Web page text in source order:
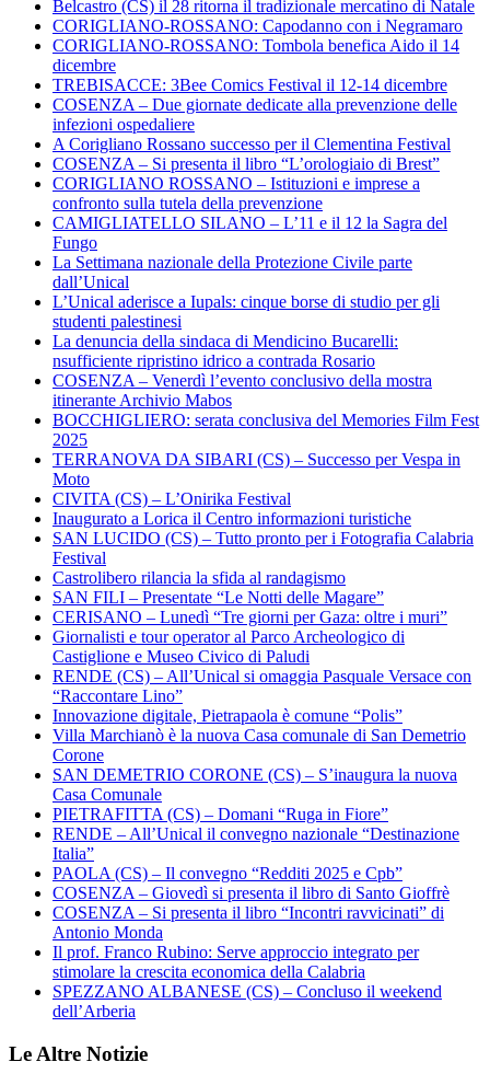
Belcastro (CS) il 28 ritorna il tradizionale mercatino di Natale
CORIGLIANO-ROSSANO: Capodanno con i Negramaro
CORIGLIANO-ROSSANO: Tombola benefica Aido il 14
dicembre
TREBISACCE: 3Bee Comics Festival il 12-14 dicembre
COSENZA – Due giornate dedicate alla prevenzione delle
infezioni ospedaliere
A Corigliano Rossano successo per il Clementina Festival
COSENZA – Si presenta il libro “L’orologiaio di Brest”
CORIGLIANO ROSSANO – Istituzioni e imprese a
confronto sulla tutela della prevenzione
CAMIGLIATELLO SILANO – L’11 e il 12 la Sagra del
Fungo
La Settimana nazionale della Protezione Civile parte
dall’Unical
L’Unical aderisce a Iupals: cinque borse di studio per gli
studenti palestinesi
La denuncia della sindaca di Mendicino Bucarelli:
nsufficiente ripristino idrico a contrada Rosario
COSENZA – Venerdì l’evento conclusivo della mostra
itinerante Archivio Mabos
BOCCHIGLIERO: serata conclusiva del Memories Film Fest
2025
TERRANOVA DA SIBARI (CS) – Successo per Vespa in
Moto
CIVITA (CS) – L’Onirika Festival
Inaugurato a Lorica il Centro informazioni turistiche
SAN LUCIDO (CS) – Tutto pronto per i Fotografia Calabria
Festival
Castrolibero rilancia la sfida al randagismo
SAN FILI – Presentate “Le Notti delle Magare”
CERISANO – Lunedì “Tre giorni per Gaza: oltre i muri”
Giornalisti e tour operator al Parco Archeologico di
Castiglione e Museo Civico di Paludi
RENDE (CS) – All’Unical si omaggia Pasquale Versace con
“Raccontare Lino”
Innovazione digitale, Pietrapaola è comune “Polis”
Villa Marchianò è la nuova Casa comunale di San Demetrio
Corone
SAN DEMETRIO CORONE (CS) – S’inaugura la nuova
Casa Comunale
PIETRAFITTA (CS) – Domani “Ruga in Fiore”
RENDE – All’Unical il convegno nazionale “Destinazione
Italia”
PAOLA (CS) – Il convegno “Redditi 2025 e Cpb”
COSENZA – Giovedì si presenta il libro di Santo Gioffrè
COSENZA – Si presenta il libro “Incontri ravvicinati” di
Antonio Monda
Il prof. Franco Rubino: Serve approccio integrato per
stimolare la crescita economica della Calabria
SPEZZANO ALBANESE (CS) – Concluso il weekend
dell’Arberia
Le Altre Notizie